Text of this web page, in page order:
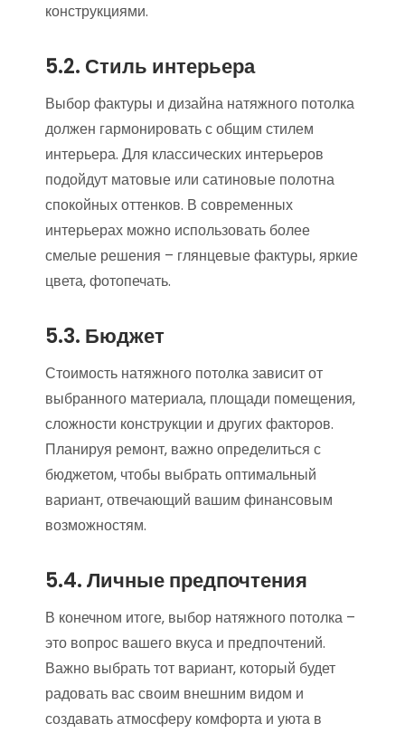
конструкциями.
5.2. Стиль интерьера
Выбор фактуры и дизайна натяжного потолка
должен гармонировать с общим стилем
интерьера. Для классических интерьеров
подойдут матовые или сатиновые полотна
спокойных оттенков. В современных
интерьерах можно использовать более
смелые решения – глянцевые фактуры‚ яркие
цвета‚ фотопечать.
5.3. Бюджет
Стоимость натяжного потолка зависит от
выбранного материала‚ площади помещения‚
сложности конструкции и других факторов.
Планируя ремонт‚ важно определиться с
бюджетом‚ чтобы выбрать оптимальный
вариант‚ отвечающий вашим финансовым
возможностям.
5.4. Личные предпочтения
В конечном итоге‚ выбор натяжного потолка –
это вопрос вашего вкуса и предпочтений.
Важно выбрать тот вариант‚ который будет
радовать вас своим внешним видом и
создавать атмосферу комфорта и уюта в